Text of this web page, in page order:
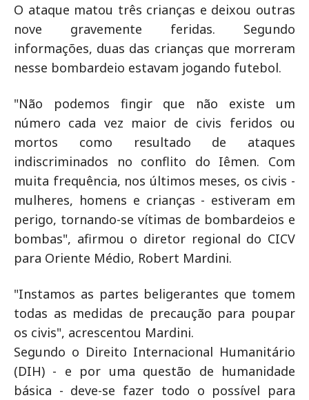
O ataque matou três crianças e deixou outras
nove gravemente feridas. Segundo
informações, duas das crianças que morreram
nesse bombardeio estavam jogando futebol.
"Não podemos fingir que não existe um
número cada vez maior de civis feridos ou
mortos como resultado de ataques
indiscriminados no conflito do Iêmen. Com
muita frequência, nos últimos meses, os civis -
mulheres, homens e crianças - estiveram em
perigo, tornando-se vítimas de bombardeios e
bombas", afirmou o diretor regional do CICV
para Oriente Médio, Robert Mardini.
"Instamos as partes beligerantes que tomem
todas as medidas de precaução para poupar
os civis", acrescentou Mardini.
Segundo o Direito Internacional Humanitário
(DIH) - e por uma questão de humanidade
básica - deve-se fazer todo o possível para